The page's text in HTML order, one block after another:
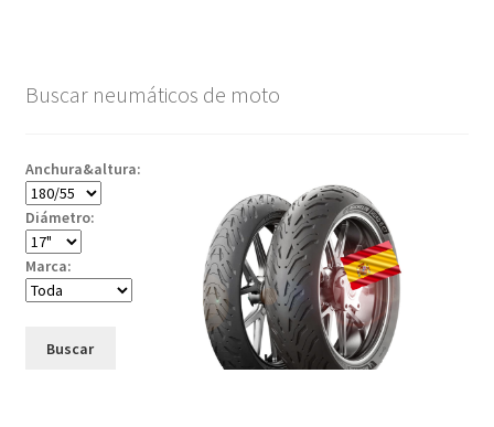
Buscar neumáticos de moto
Anchura&altura:
Diámetro:
Marca:
Buscar